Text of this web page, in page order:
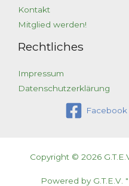
Kontakt
Mitglied werden!
Rechtliches
Impressum
Datenschutzerklärung
Facebook
Copyright © 2026
Powered by